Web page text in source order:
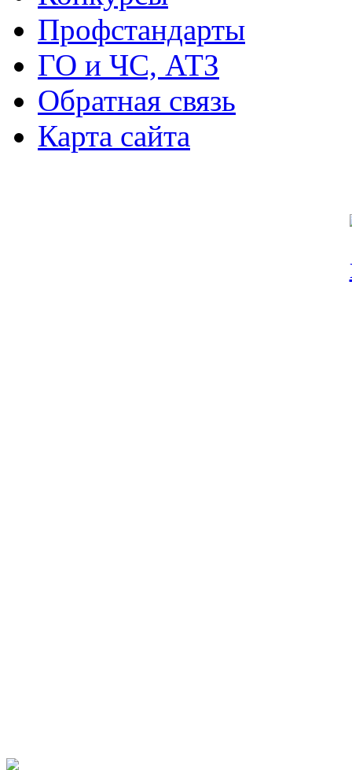
Профстандарты
ГО и ЧС, АТЗ
Обратная связь
Карта сайта